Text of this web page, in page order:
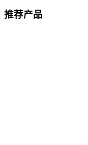
推荐产品